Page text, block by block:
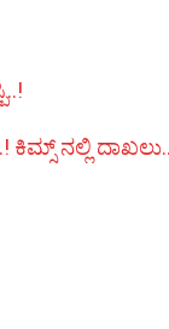
ಕಿಮ್ಸ್ ನಲ್ಲಿ